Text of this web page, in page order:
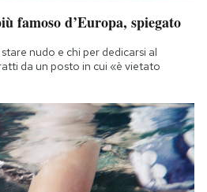
famoso d’Europa, spiegato
nudo e chi per dedicarsi al
da un posto in cui «è vietato